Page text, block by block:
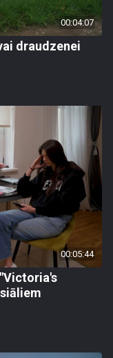
00:04:07
draudzenei
00:05:44